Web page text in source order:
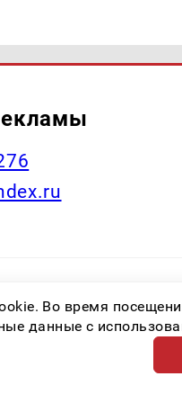
Знак информационной
коммуникаций
Во время
данные с